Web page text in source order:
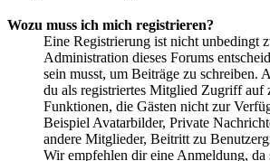
Wozu muss ich mich registrieren?
Eine Registrierung ist nicht unbedingt
Administration dieses Forums
sein musst, um Beiträge zu schreiben.
du als registriertes Mitglied Zugriff auf
Funktionen, die Gästen nicht zur
Beispiel Avatarbilder, Private
andere Mitglieder, Beitritt zu
Wir empfehlen dir eine Anmeldung, da